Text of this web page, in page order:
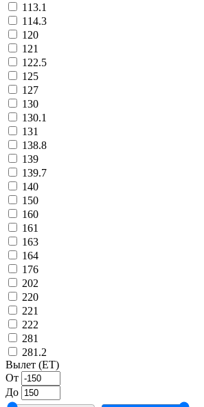
113.1
114.3
120
121
122.5
125
127
130
130.1
131
138.8
139
139.7
140
150
160
161
163
164
176
202
220
221
222
281
281.2
Вылет (ET)
От
До